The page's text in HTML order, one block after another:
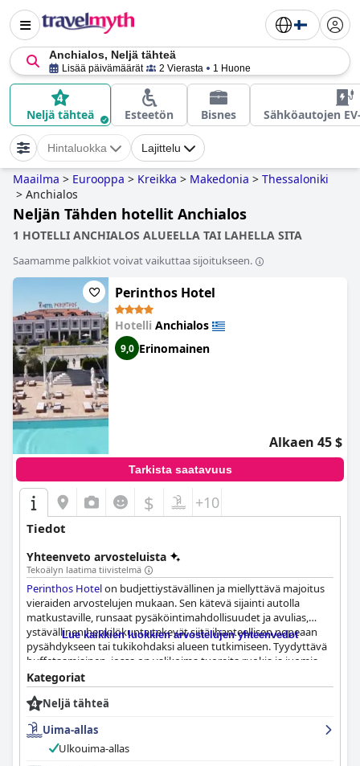
Anchialos, Neljä tähteä
Lisää päivämäärät 2 Vierasta 1 Huone
Neljä tähteä Esteetön Bisnes Sähköautojen
Hintaluokka Lajittelu
Maailma > Eurooppa > Kreikka > Makedonia > Thessaloniki
> Anchialos
Neljän Tähden hotellit Anchialos
1 HOTELLI ANCHIALOS ALUEELLA TAI LAHELLA SITA
Saamamme palkkiot voivat vaikuttaa sijoitukseen.
Perinthos Hotel
Hotelli Anchialos
9,0 Erinomainen
Alkaen 45 $
Tarkista saatavuus
$ +10
Tiedot
Yhteenveto arvosteluista
Tekoälyn laatima tiivistelmä
Perinthos Hotelon budjettiystävällinen ja miellyttävä majoitus
vieraiden arvostelujen mukaan. Sen kätevä sijainti autolla
matkustaville, runsaat pysäköintimahdollisuudet ja avulias,
ystävällinen henkilökunta tekevät siitä ihanteellisen nopeaan
pysähdykseen tai tukikohdaksi alueen tutkimiseen. Tyydyttävä
buffetaamiainen, jossa on valikoima tuoreita ruokia ja juomia,
herkulliset illallisvaihtoehdot sekä siistit ja viihtyisät huoneet,
joissa on tilavat ja hyvin suunnitellut kylpyhuoneet ja
parvekkeet, ovat kaikki vieraiden mielestä kohokohtia. Hotelli
ylpeilee myös moitteettomilla siisteysstandardeilla sekä hyvin
hoidetulla ja tilavalla allasalueella. Mukavat sängyt ja avulias
henkilökunta lisäävät kokonaisvaltaista kokemusta, joten se on
Lue kaikkien luokkien arvostelujen yhteenvedot
Kategoriat
Neljä tähteä
Uima-allas
Ulkouima-allas